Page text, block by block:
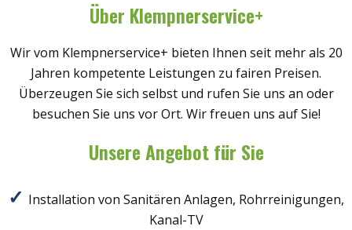
Über Klempnerservice+
Wir vom Klempnerservice+ bieten Ihnen seit mehr als 20
Jahren kompetente Leistungen zu fairen Preisen.
Überzeugen Sie sich selbst und rufen Sie uns an oder
besuchen Sie uns vor Ort. Wir freuen uns auf Sie!
Unsere Angebot für Sie
Installation von Sanitären Anlagen, Rohrreinigungen,
Kanal-TV